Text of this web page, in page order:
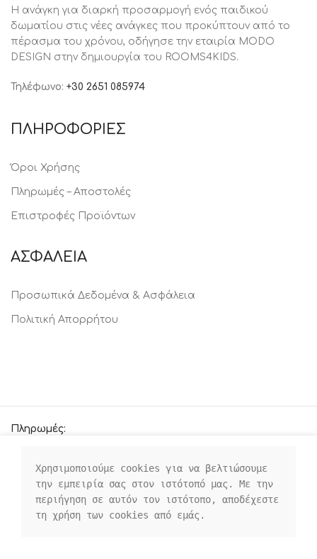
Η ανάγκη για διαρκή προσαρμογή ενός παιδικού
δωματίου στις νέες ανάγκες που προκύπτουν από το
πέρασμα του χρόνου, oδήγησε την εταιρία MODO
DESIGN στην δημιουργία του ROOMS4KIDS.
Τηλέφωνο: +30 2651 085974
ΠΛΗΡΟΦΟΡΙΕΣ
Όροι Χρήσης
Πληρωμές – Αποστολές
Επιστροφές Προϊόντων
ΑΣΦΑΛΕΙΑ
Προσωπικά Δεδομένα & Ασφάλεια
Πολιτική Απορρήτου
Πληρωμές:
Οι κοινωνικοί μας σύνδεσμοι:
Χρησιμοποιούμε cookies για να βελτιώσουμε
την εμπειρία σας στον ιστότοπό μας. Με την
περιήγηση σε αυτόν τον ιστότοπο, αποδέχεστε
τη χρήση των cookies από εμάς.